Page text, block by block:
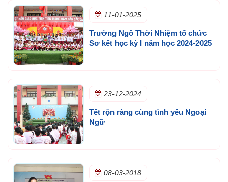
11-01-2025
Trường Ngô Thời Nhiệm tổ chức
Sơ kết học kỳ I năm học 2024-2025
23-12-2024
Tết rộn ràng cùng tình yêu Ngoại
Ngữ
08-03-2018